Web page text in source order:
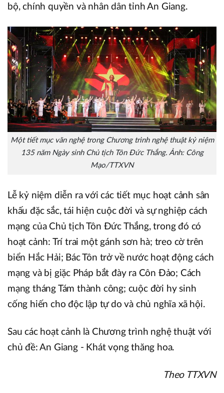
bộ, chính quyền và nhân dân tỉnh An Giang.
Một tiết mục văn nghệ trong Chương trình nghệ thuật kỷ niệm
135 năm Ngày sinh Chủ tịch Tôn Đức Thắng. Ảnh: Công
Mạo/TTXVN
Lễ kỷ niệm diễn ra với các tiết mục hoạt cảnh sân
khấu đặc sắc, tái hiện cuộc đời và sự nghiệp cách
mạng của Chủ tịch Tôn Đức Thắng, trong đó có
hoạt cảnh: Trí trai một gánh sơn hà; treo cờ trên
biển Hắc Hải; Bác Tôn trở về nước hoạt động cách
mạng và bị giặc Pháp bắt đày ra Côn Đảo; Cách
mạng tháng Tám thành công; cuộc đời hy sinh
cống hiến cho độc lập tự do và chủ nghĩa xã hội.
Sau các hoạt cảnh là Chương trình nghệ thuật với
chủ đề: An Giang - Khát vọng thăng hoa.
Theo TTXVN